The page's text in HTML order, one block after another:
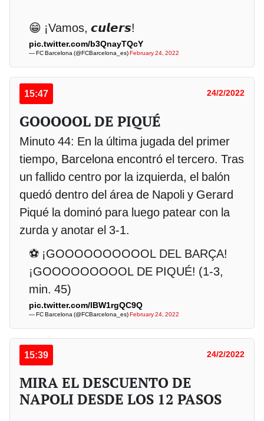
😁 ¡Vamos, 𝙘𝙪𝙡𝙚𝙧𝙨!
pic.twitter.com/b3QnayTQcY
— FC Barcelona (@FCBarcelona_es)February 24, 2022
15:47 24/2/2022
GOOOOOL DE PIQUÉ
Minuto 44: En la última jugada del primer
tiempo, Barcelona encontró el tercero. Tras
un fallido centro por la izquierda, el balón
quedó dentro del área de Napoli y Gerard
Piqué la dominó para luego patear con la
zurda y anotar el 3-1.
⚽ ¡GOOOOOOOOOOL DEL BARÇA!
¡GOOOOOOOOOL DE PIQUÉ! (1-3,
min. 45)
pic.twitter.com/lBW1rgQC9Q
— FC Barcelona (@FCBarcelona_es)February 24, 2022
15:39 24/2/2022
MIRA EL DESCUENTO DE
NAPOLI DESDE LOS 12 PASOS